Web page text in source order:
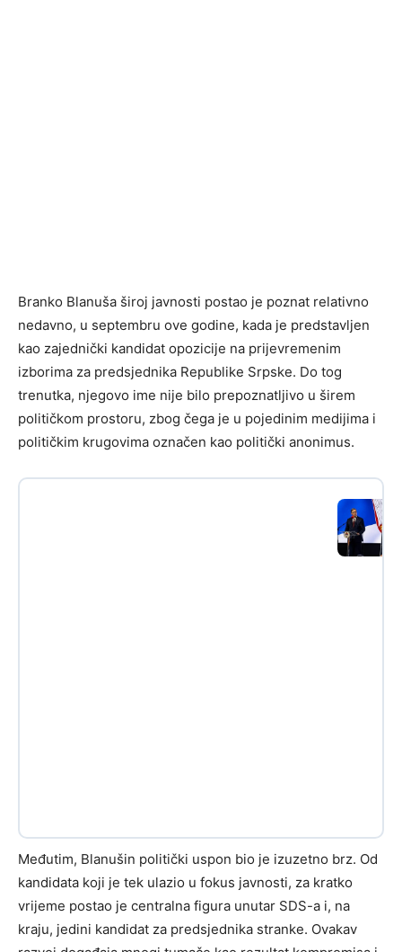
Branko Blanuša široj javnosti postao je poznat relativno
nedavno, u septembru ove godine, kada je predstavljen
kao zajednički kandidat opozicije na prijevremenim
izborima za predsjednika Republike Srpske. Do tog
trenutka, njegovo ime nije bilo prepoznatljivo u širem
političkom prostoru, zbog čega je u pojedinim medijima i
političkim krugovima označen kao politički anonimus.
Međutim, Blanušin politički uspon bio je izuzetno brz. Od
kandidata koji je tek ulazio u fokus javnosti, za kratko
vrijeme postao je centralna figura unutar SDS-a i, na
kraju, jedini kandidat za predsjednika stranke. Ovakav